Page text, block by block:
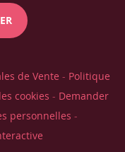
de Vente - Politique
cookies - Demander
personnelles -